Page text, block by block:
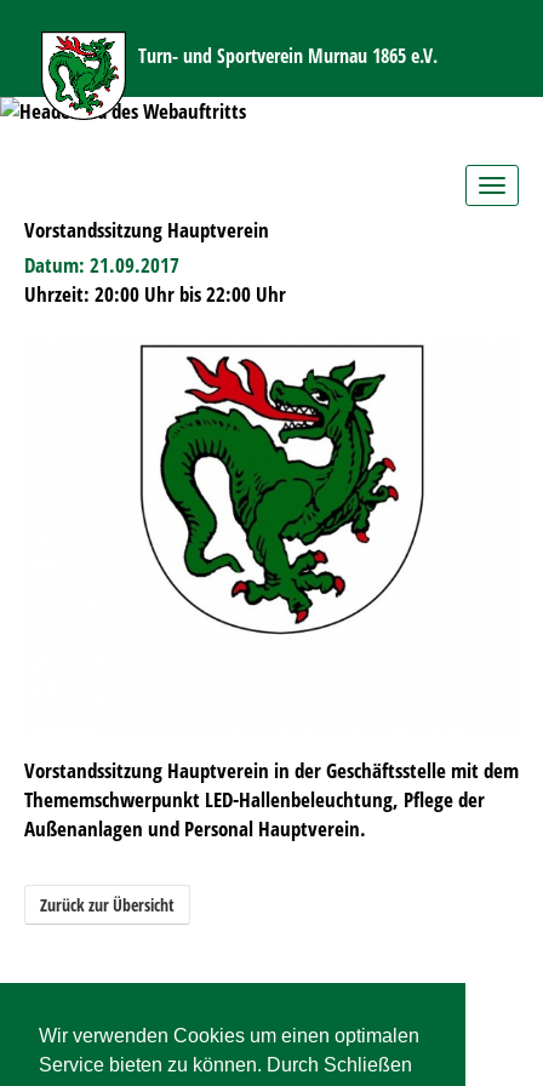
Wir verwenden Cookies um einen optimalen
Service bieten zu können. Durch Schließen
Turn- und Sportverein Murnau 1865 e.V.
Toggle
Vorstandssitzung Hauptverein
Datum: 21.09.2017
Uhrzeit: 20:00 Uhr bis 22:00 Uhr
Vorstandssitzung Hauptverein in der Geschäftsstelle mit dem
Thememschwerpunkt LED-Hallenbeleuchtung, Pflege der
Außenanlagen und Personal Hauptverein.
Zurück zur Übersicht